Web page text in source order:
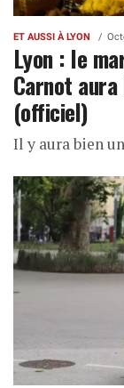
ET AUSSI À LYON
Lyon : le
Carnot
(officiel)
Il y aura bien